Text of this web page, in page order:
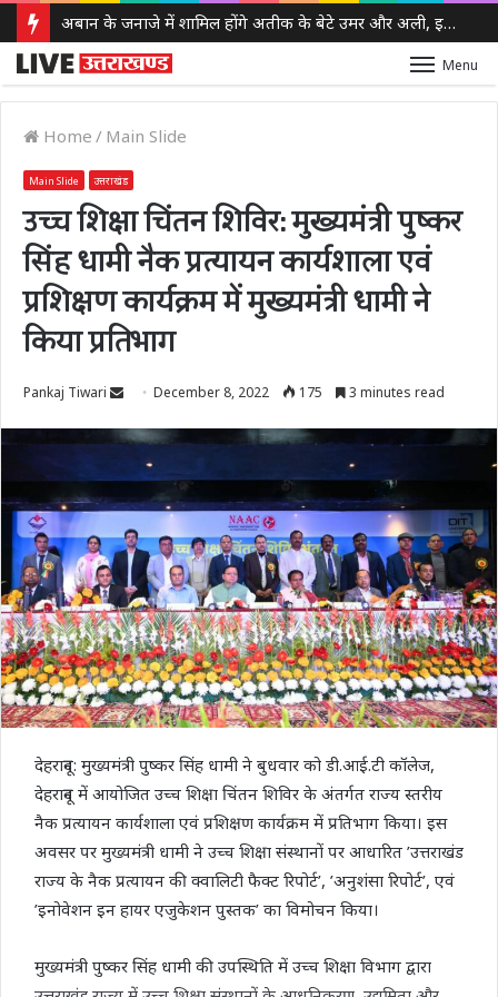
अबान के जनाजे में शामिल होंगे अतीक के बेटे उमर और अली, इलाहाबाद हाईकोर्ट ने दी पैरोल
Menu
Home / Main Slide
Main Slide उत्तराखंड
उच्च शिक्षा चिंतन शिविर: मुख्यमंत्री पुष्कर
सिंह धामी नैक प्रत्यायन कार्यशाला एवं
प्रशिक्षण कार्यक्रम में मुख्यमंत्री धामी ने
किया प्रतिभाग
Pankaj Tiwari
Send
email
December 8, 2022 175 3 minutes read
देहरादून: मुख्यमंत्री पुष्कर सिंह धामी ने बुधवार को डी.आई.टी कॉलेज,
देहरादून में आयोजित उच्च शिक्षा चिंतन शिविर के अंतर्गत राज्य स्तरीय
नैक प्रत्यायन कार्यशाला एवं प्रशिक्षण कार्यक्रम में प्रतिभाग किया। इस
अवसर पर मुख्यमंत्री धामी ने उच्च शिक्षा संस्थानों पर आधारित ’उत्तराखंड
राज्य के नैक प्रत्यायन की क्वालिटी फैक्ट रिपोर्ट’, ’अनुशंसा रिपोर्ट’, एवं
’इनोवेशन इन हायर एजुकेशन पुस्तक’ का विमोचन किया।
मुख्यमंत्री पुष्कर सिंह धामी की उपस्थिति में उच्च शिक्षा विभाग द्वारा